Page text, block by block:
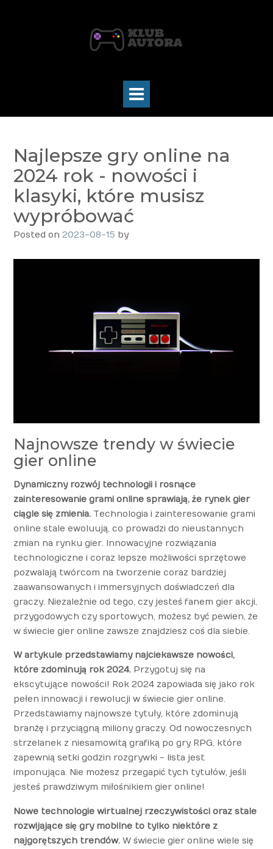
Najlepsze gry online na
2024 rok - nowości i
klasyki, które musisz
wypróbować
Posted on 2023-08-15 by
Najnowsze trendy w świecie
gier online
Dynamiczny rozwój technologii i rosnące
zainteresowanie grami online sprawiają, że rynek gier
ciągle się zmienia. Technologia i zainteresowanie grami
online stale ewoluują, co prowadzi do nieustannych
zmian na rynku gier. Innowacyjne rozwiązania
technologiczne i coraz lepsze możliwości sprzętowe
pozwalają twórcom na tworzenie coraz bardziej
zaawansowanych i immersyjnych doświadczeń dla
graczy. Niezależnie od tego, czy jesteś fanem gier akcji,
przygodowych czy sportowych, możesz być pewien, że
w świecie gier online zawsze znajdziesz coś dla siebie.
W artykule przedstawiamy najciekawsze nowości,
które zdominują rok 2024. Przygotuj się na
ekscytujące nowości! Rok 2024 zapowiada się jako rok
pełen innowacji i rewolucji w świecie gier online.
Przedstawiamy najnowsze tytuły, które zdominują
branżę i przyciągną miliony graczy. Od nowoczesnych
strzelanek z niesamowitą grafiką po gry RPG, które
zapewnią setki godzin rozgrywki - lista jest
imponująca. Nie możesz przegapić tych tytułów, jeśli
jesteś prawdziwym miłośnikiem gier online!
Nowe technologie wirtualnej rzeczywistości oraz stale
rozwijające się gry mobilne to tylko niektóre z
najgorętszych trendów. W świecie gier online wiele się